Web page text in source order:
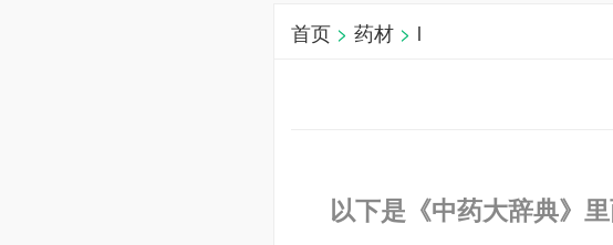
首页 > 药材 > l
以下是《中药大辞典》